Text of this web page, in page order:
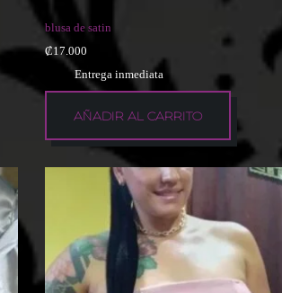
blusa de satin
₡17.000
Entrega inmediata
AÑADIR AL CARRITO